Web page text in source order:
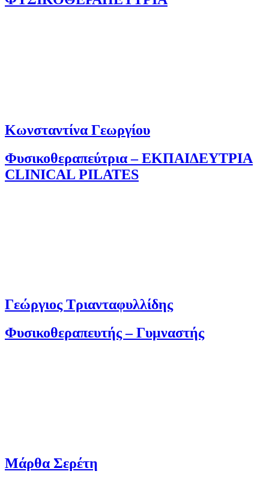
Κωνσταντίνα Γεωργίου
Φυσικοθεραπεύτρια – ΕΚΠΑΙΔΕΥΤΡΙΑ
CLINICAL PILATES
Γεώργιος Τριανταφυλλίδης
Φυσικοθεραπευτής – Γυμναστής
Μάρθα Σερέτη